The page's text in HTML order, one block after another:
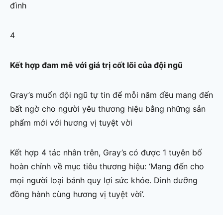
đình
4
Kết hợp đam mê với giá trị cốt lõi của đội ngũ
Gray’s muốn đội ngũ tự tin để mỗi năm đều mang đến
bất ngờ cho người yêu thương hiệu bằng những sản
phẩm mới với hương vị tuyệt vời
Kết hợp 4 tác nhân trên, Gray’s có được 1 tuyên bố
hoàn chỉnh về mục tiêu thương hiệu: ‘Mang đến cho
mọi người loại bánh quy lợi sức khỏe. Dinh dưỡng
đồng hành cùng hương vị tuyệt vời’.